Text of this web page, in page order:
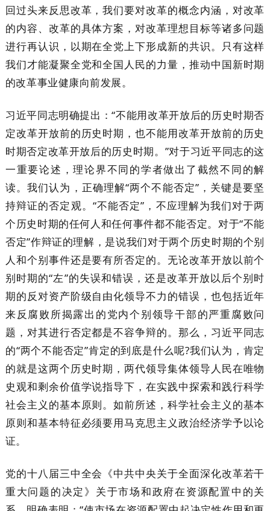
回过头来反思改革，我们要对改革的概念内涵，对改革
的内容、改革的具体方案，对改革理想目标等诸多问题
进行再认识，以期在全党上下形成新的共识。只有这样
我们才能凝聚全党和全国人民的力量，推动中国新时期
的改革事业健康向前发展。
习近平同志明确提出：“不能用改革开放后的历史时期否
定改革开放前的历史时期，也不能用改革开放前的历史
时期否定改革开放后的历史时期。”对于习近平同志的这
一重要论述，理论界不同的学者做出了截然不同的解
读。我们认为，正确理解“两个不能否定”，关键是要坚
持辩证的否定观。“不能否定”，不应理解为我们对于两
个历史时期的任何人和任何事件都不能否定。对于“不能
否定”作辩证的理解，是说我们对于两个历史时期的个别
人和个别事件还是要有所否定的。无论改革开放以前个
别时期的“左”的失误和错误，还是改革开放以后个别时
期的反对资产阶级自由化领导不力的错误，也包括近年
来反腐败所揭露出的党内个别领导干部的严重腐败问
题，对其进行否定都是不容争辩的。那么，习近平同志
的“两个不能否定”肯定的到底是什么呢?我们认为，肯定
的就是这两个历史时期，两代领导集体领导人民在唯物
史观和剩余价值学说指导下，在实践中探索和践行科学
社会主义的基本原则。如前所述，科学社会主义的基本
原则和基本特征必须要用马克思主义政治经济学予以论
证。
党的十八届三中全会《中共中央关于全面深化改革若干
重大问题的决定》关于市场和政府在资源配置中的关